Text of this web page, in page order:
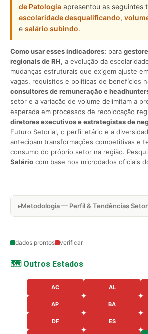
de Patologia apresentou as seguintes
escolaridade desqualificando,
e salário subindo.
Como usar esses indicadores: para
regionais de RH, a evolução da
mudanças estruturais que exigem ajuste
vagas, requisitos e políticas de benefícios
consultores de remuneração e
setor e a variação de volume delimitam a
esperada em processos de recolocação
diretores executivos e estrategistas de
Futuro Setorial, o perfil etário e a
antecipam transformações competitivas e
consumo do próprio setor na região.
Salário com base nos microdados oficiais
Metodologia — Perfil & Tendências
dados prontos verificar
🗺️ Outros Estados
AC AL
AP BA
DF ES